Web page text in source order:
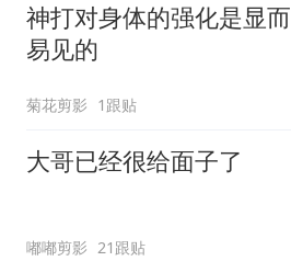
神打对身体的强化是显而
易见的
菊花剪影 1跟贴
大哥已经很给面子了
嘟嘟剪影 21跟贴